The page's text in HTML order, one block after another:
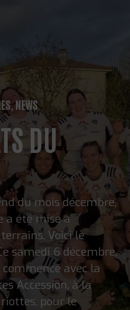
, NEWS
DU
du mois décembre,
a été mise à
Voici le
samedi 6 décembre,
avec la
Accession, à la
pour le